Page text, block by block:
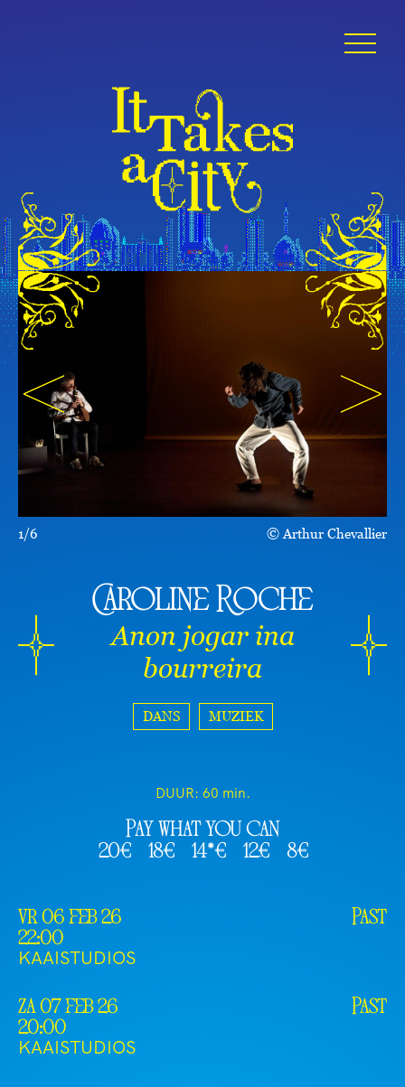
1/6 Arthur Chevallier
Caroline Roche
Anon jogar ina
bourreira
DANS MUZIEK
DUUR: 60 min.
vr 06 feb 26
22:00
Past
KAAISTUDIOS
za 07 feb 26
20:00
Past
KAAISTUDIOS
Pay what you can
20€
18€ 14*€ 12€ 8€